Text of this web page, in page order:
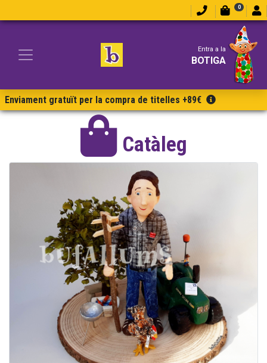
0
Entra a la
BOTIGA
Enviament gratuït per la compra de titelles +89€
Catàleg